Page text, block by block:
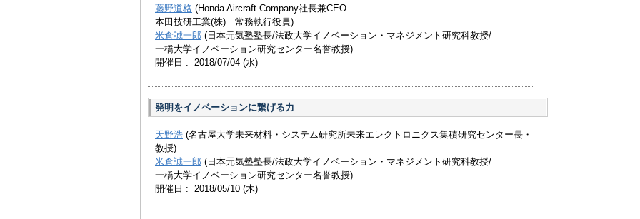
藤野道格 (Honda Aircraft Company社長兼CEO
本田技研工業(株) 常務執行役員)
米倉誠一郎 (日本元気塾塾長/法政大学イノベーション・マネジメント研究科教授/
一橋大学イノベーション研究センター名誉教授)
開催日 : 2018/07/04 (水)
発明をイノベーションに繋げる力
天野浩 (名古屋大学未来材料・システム研究所未来エレクトロニクス集積研究センター長・
教授)
米倉誠一郎 (日本元気塾塾長/法政大学イノベーション・マネジメント研究科教授/
一橋大学イノベーション研究センター名誉教授)
開催日 : 2018/05/10 (木)